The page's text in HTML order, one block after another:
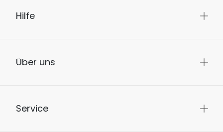
Hilfe
Über uns
Service